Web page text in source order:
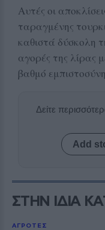
Αυτές οι
ταραγμένης
καθιστά δύσκολη
αγορές της λίρας
βαθμό
Δείτε
Add
ΣΤΗΝ ΙΔΙΑ
ΑΓΡΟΤΕΣ